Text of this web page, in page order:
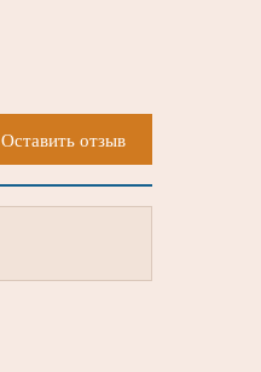
Оставить отзыв